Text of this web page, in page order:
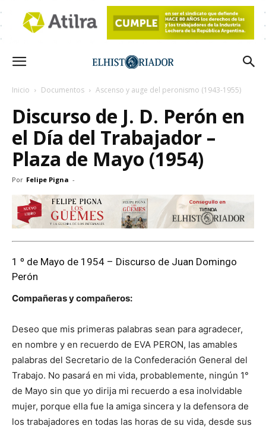
Inicio Documentos Ascenso y auge del peronismo (1943-1955)
Discurso de J. D. Perón en
el Día del Trabajador –
Plaza de Mayo (1954)
Por Felipe Pigna -
1 º de Mayo de 1954 – Discurso de Juan Domingo
Perón
Compañeras y compañeros:
Deseo que mis primeras palabras sean para agradecer,
en nombre y en recuerdo de EVA PERON, las amables
palabras del Secretario de la Confederación General del
Trabajo. No pasará en mi vida, probablemente, ningún 1°
de Mayo sin que yo dirija mi recuerdo a esa inolvidable
mujer, porque ella fue la amiga sincera y la defensora de
los trabajadores en todas las horas de su vida, desde sus